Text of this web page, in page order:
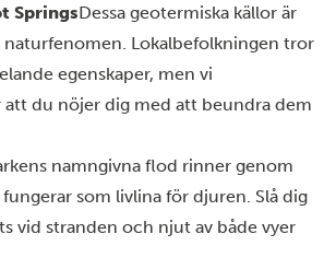
SpringsDessa geotermiska källor är
Lokalbefolkningen tror
egenskaper, men vi
du nöjer dig med att beundra dem
namngivna flod rinner genom
som livlina för djuren. Slå dig
vid stranden och njut av både vyer